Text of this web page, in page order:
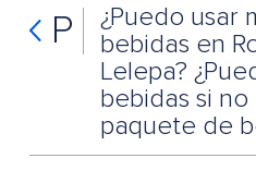
P
¿Puedo usar
bebidas en
Lelepa?
bebidas si
paquete de